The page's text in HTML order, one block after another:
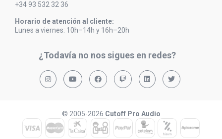
+34 93 532 32 36
Horario de atención al cliente:
Lunes a viernes: 10h–14h y 16h–20h
¿Todavía no nos sigues en redes?
© 2005-2026 Cutoff Pro Audio